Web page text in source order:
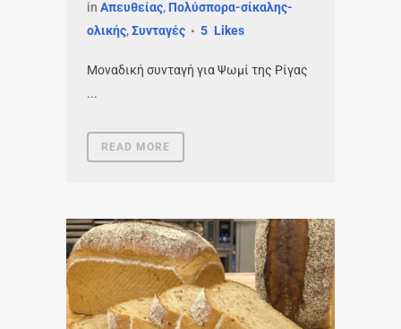
in Απευθείας, Πολύσπορα-σίκαλης-
ολικής,Συνταγές 5 Likes
Μοναδική συνταγή για Ψωμί της Ρίγας
...
READ MORE